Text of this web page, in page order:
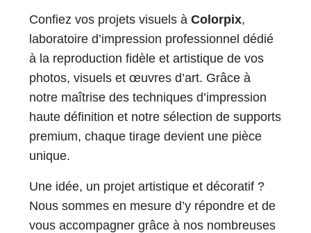
Confiez vos projets visuels à Colorpix,
laboratoire d’impression professionnel dédié
à la reproduction fidèle et artistique de vos
photos, visuels et œuvres d’art. Grâce à
notre maîtrise des techniques d’impression
haute définition et notre sélection de supports
premium, chaque tirage devient une pièce
unique.
Une idée, un projet artistique et décoratif ?
Nous sommes en mesure d’y répondre et de
vous accompagner grâce à nos nombreuses